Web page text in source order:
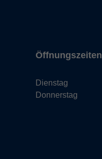
Öffnungszeiten
Dienstag
Donnerstag